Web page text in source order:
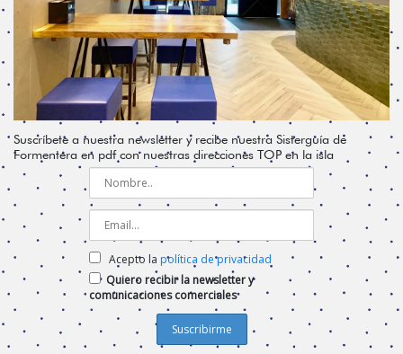
Suscríbete a nuestra newsletter y recibe nuestra Sisterguía de
Formentera en pdf con nuestras direcciones TOP en la isla
Acepto la política de privacidad
Quiero recibir la newsletter y
comunicaciones comerciales